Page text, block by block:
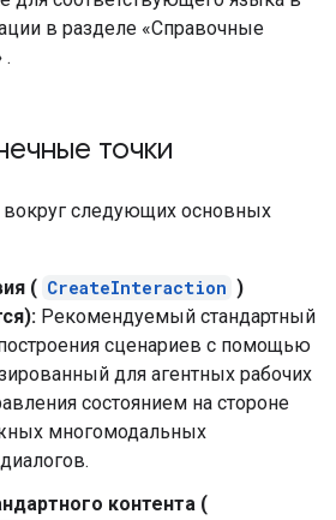
в разделе «Справочные
.
точки
вокруг следующих основных
( CreateInteraction )
Рекомендуемый стандартный
сценариев с помощью
для агентных рабочих
состоянием на стороне
многомодальных
контента (